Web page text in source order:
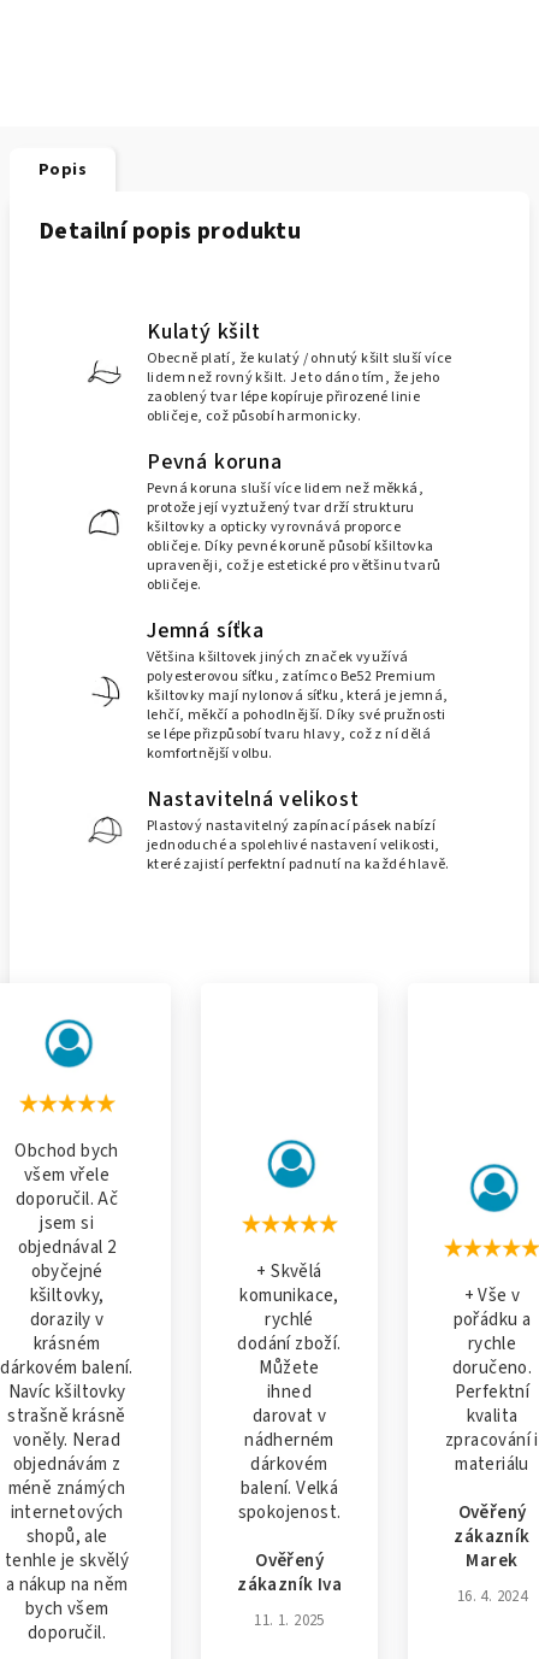
Popis
Detailní popis produktu
Kulatý kšilt
Obecně platí, že kulatý / ohnutý kšilt sluší více
lidem než rovný kšilt. Je to dáno tím, že jeho
zaoblený tvar lépe kopíruje přirozené linie
obličeje, což působí harmonicky.
Pevná koruna
Pevná koruna sluší více lidem než měkká,
protože její vyztužený tvar drží strukturu
kšiltovky a opticky vyrovnává proporce
obličeje. Díky pevné koruně působí kšiltovka
upraveněji, což je estetické pro většinu tvarů
obličeje.
Jemná síťka
Většina kšiltovek jiných značek využívá
polyesterovou síťku, zatímco Be52 Premium
kšiltovky mají nylonová síťku, která je jemná,
lehčí, měkčí a pohodlnější. Díky své pružnosti
se lépe přizpůsobí tvaru hlavy, což z ní dělá
komfortnější volbu.
Nastavitelná velikost
Plastový nastavitelný zapínací pásek nabízí
jednoduché a spolehlivé nastavení velikosti,
které zajistí perfektní padnutí na každé hlavě.
Obchod bych
všem vřele
doporučil. Ač
jsem si
objednával 2
obyčejné
kšiltovky,
dorazily v
krásném
dárkovém balení.
Navíc kšiltovky
strašně krásně
voněly. Nerad
objednávám z
méně známých
internetových
shopů, ale
tenhle je skvělý
a nákup na něm
bych všem
doporučil.
+ Skvělá
komunikace,
rychlé
dodání zboží.
Můžete
ihned
darovat v
nádherném
dárkovém
balení. Velká
spokojenost.
Ověřený
zákazník Iva
11. 1. 2025
+ Vše v
pořádku a
rychle
doručeno.
Perfektní
kvalita
zpracování i
materiálu
Ověřený
zákazník
Marek
16. 4. 2024